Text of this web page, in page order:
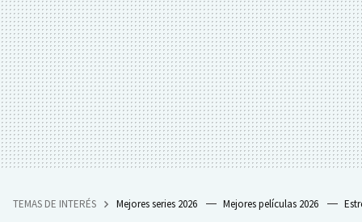
TEMAS DE INTERÉS Mejores series 2026 Mejores películas 2026